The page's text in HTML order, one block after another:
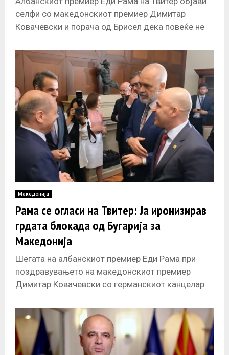
селфи со македонскиот премиер Димитар
Ковачевски и порача од Брисел дека повеќе не
Македонија
Рама се огласи на Твитер: Ја иронизирав
грдата блокада од Бугарија за
Македонија
Шегата на албанскиот премиер Еди Рама при
поздравувањето на македонскиот премиер
Димитар Ковачевски со германскиот канцелар